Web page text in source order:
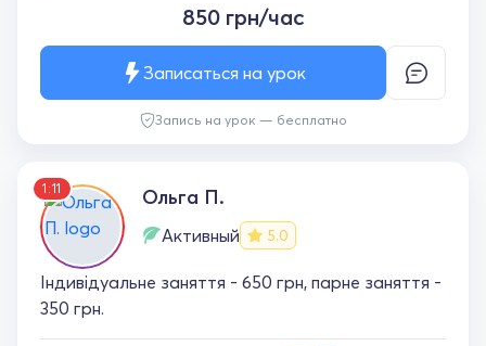
850 грн/час
Запись на урок — бесплатно
Записаться на урок
1:11 Ольга П.
Активный 5.0
Індивідуальне заняття - 650 грн, парне заняття -
350 грн.